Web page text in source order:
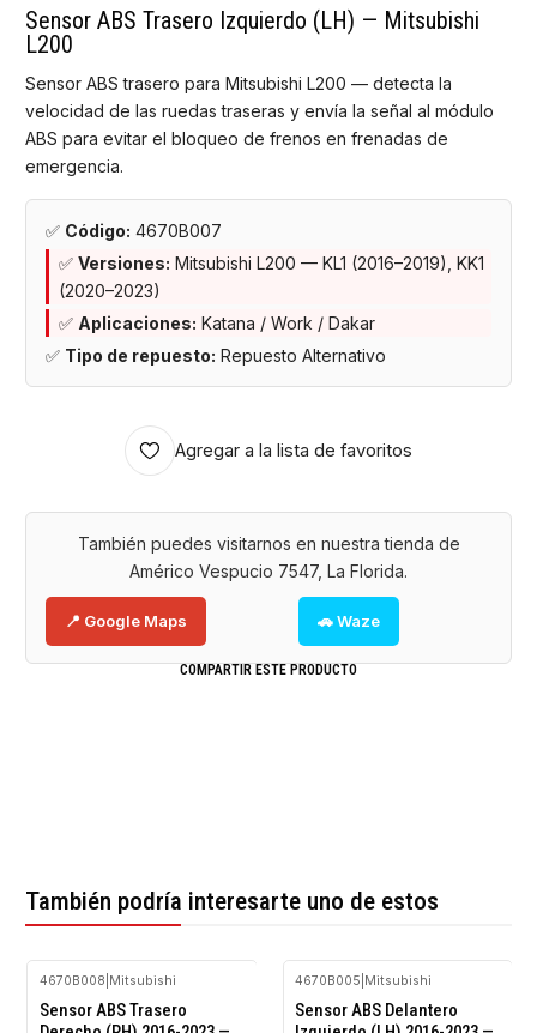
Sensor ABS Trasero Izquierdo (LH) — Mitsubishi
L200
Sensor ABS trasero para Mitsubishi L200 — detecta la
velocidad de las ruedas traseras y envía la señal al módulo
ABS para evitar el bloqueo de frenos en frenadas de
emergencia.
✅ Código: 4670B007
✅ Versiones: Mitsubishi L200 — KL1 (2016–2019), KK1
(2020–2023)
✅ Aplicaciones: Katana / Work / Dakar
✅ Tipo de repuesto: Repuesto Alternativo
Agregar a la lista de favoritos
También puedes visitarnos en nuestra tienda de
Américo Vespucio 7547, La Florida.
📍 Google Maps 🚗 Waze
COMPARTIR ESTE PRODUCTO
También podría interesarte uno de estos
4670B008 Mitsubishi
Sensor ABS Trasero
4670B005 Mitsubishi
Sensor ABS Delantero